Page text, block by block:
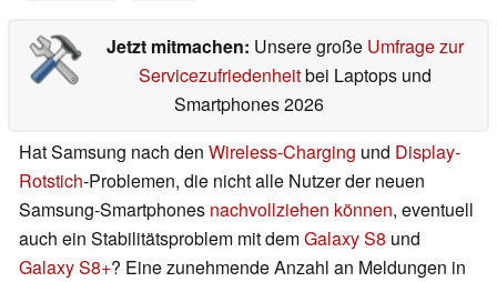
Jetzt mitmachen: Unsere große Umfrage zur
Servicezufriedenheitbei Laptops und
Smartphones 2026
Hat Samsung nach den Wireless-Charging und Display-
Rotstich-Problemen, die nicht alle Nutzer der neuen
Samsung-Smartphones nachvollziehen können, eventuell
auch ein Stabilitätsproblem mit demGalaxy S8 und
Galaxy S8+? Eine zunehmende Anzahl an Meldungen in